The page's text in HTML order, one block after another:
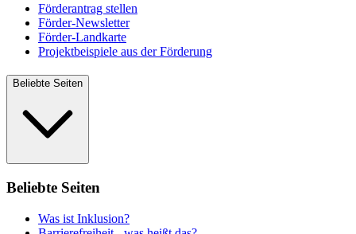
Förderantrag stellen
Förder-Newsletter
Förder-Landkarte
Projektbeispiele aus der Förderung
Beliebte Seiten
Beliebte Seiten
Was ist Inklusion?